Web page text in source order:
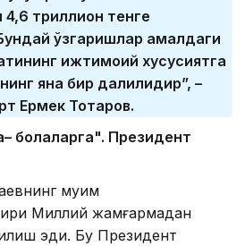
триллион тенге
ўзгаришлар амалдаги
ижтимоий хусусиятга
яна бир далилидир”, –
Ермек Тоқтаров.
– болаларга". Президент
муҳим
Миллий жамғармадан
эди. Бу Президент